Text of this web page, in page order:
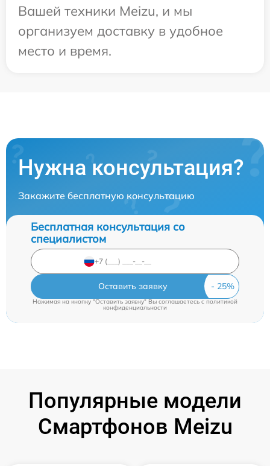
Вашей техники Meizu, и мы
организуем доставку в удобное
место и время.
Нужна консультация?
Закажите бесплатную консультацию
Бесплатная консультация со
специалистом
Оставить заявку
Нажимая на кнопку "Оставить заявку" Вы соглашаетесь cполитикой
конфиденциальности
Популярные модели
Смартфонов Meizu